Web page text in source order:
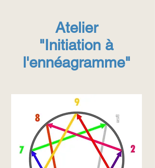
Atelier
"Initiation à
l'ennéagramme"